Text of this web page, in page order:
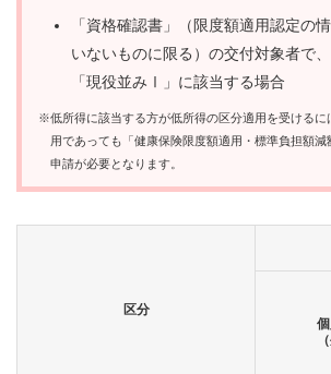
「資格確認書」（限度額適用認定の
いないものに限る）の交付対象者で
「現役並みⅠ」に該当する場合
※低所得に該当する方が低所得の区分適用を受けるに
用であっても「健康保険限度額適用・標準負担額
申請が必要となります。
区分